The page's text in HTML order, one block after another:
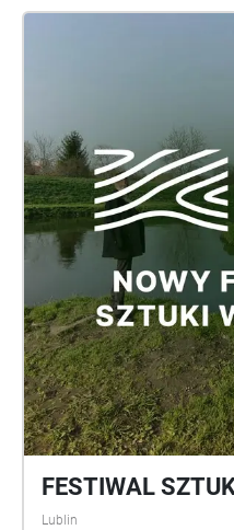
największych projektów
Kultury, Lublin 2022, w
Michałem Fronkiem.
FESTIWAL
Lublin